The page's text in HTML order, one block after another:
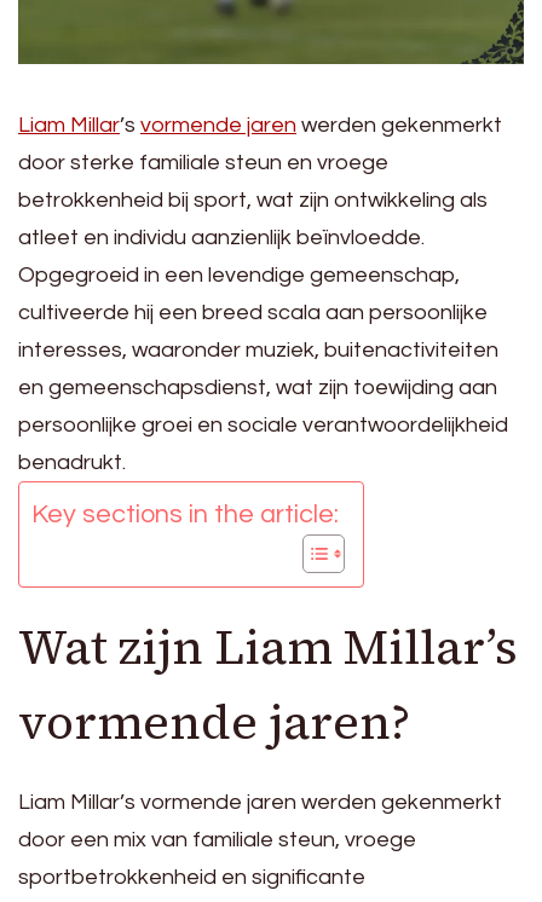
Liam Millar’s vormende jaren werden gekenmerkt
door sterke familiale steun en vroege
betrokkenheid bij sport, wat zijn ontwikkeling als
atleet en individu aanzienlijk beïnvloedde.
Opgegroeid in een levendige gemeenschap,
cultiveerde hij een breed scala aan persoonlijke
interesses, waaronder muziek, buitenactiviteiten
en gemeenschapsdienst, wat zijn toewijding aan
persoonlijke groei en sociale verantwoordelijkheid
benadrukt.
Key sections in the article:
Wat zijn Liam Millar’s
vormende jaren?
Liam Millar’s vormende jaren werden gekenmerkt
door een mix van familiale steun, vroege
sportbetrokkenheid en significante